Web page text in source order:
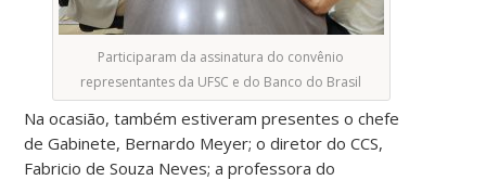
Participaram da assinatura do convênio
representantes da UFSC e do Banco do Brasil
Na ocasião, também estiveram presentes o chefe
de Gabinete, Bernardo Meyer; o diretor do CCS,
Fabricio de Souza Neves; a professora do